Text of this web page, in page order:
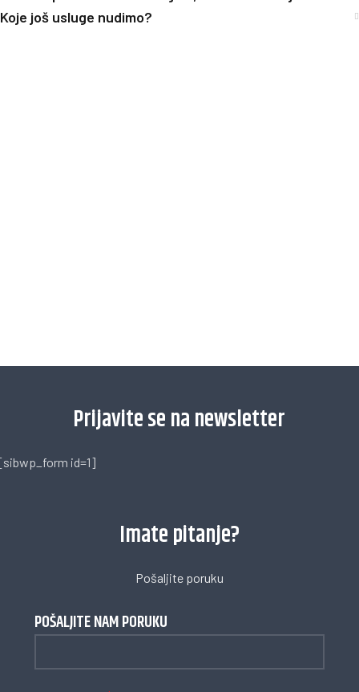
Koje još usluge nudimo?
Prijavite se na newsletter
id=1]
Imate pitanje?
Pošaljite poruku
POŠALJITE NAM PORUKU